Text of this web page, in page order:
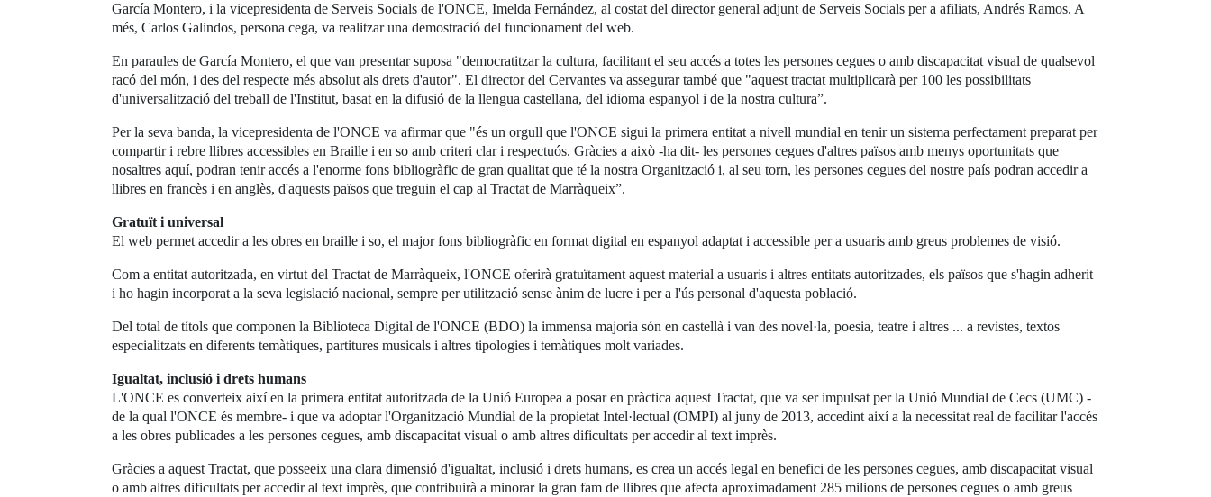
García Montero, i la vicepresidenta de Serveis Socials de l'ONCE, Imelda Fernández, al costat del director general adjunt de Serveis Socials per a afiliats, Andrés Ramos. A
més, Carlos Galindos, persona cega, va realitzar una demostració del funcionament del web.
En paraules de García Montero, el que van presentar suposa "democratitzar la cultura, facilitant el seu accés a totes les persones cegues o amb discapacitat visual de qualsevol
racó del món, i des del respecte més absolut als drets d'autor". El director del Cervantes va assegurar també que "aquest tractat multiplicarà per 100 les possibilitats
d'universalització del treball de l'Institut, basat en la difusió de la llengua castellana, del idioma espanyol i de la nostra cultura”.
Per la seva banda, la vicepresidenta de l'ONCE va afirmar que "és un orgull que l'ONCE sigui la primera entitat a nivell mundial en tenir un sistema perfectament preparat per
compartir i rebre llibres accessibles en Braille i en so amb criteri clar i respectuós. Gràcies a això -ha dit- les persones cegues d'altres països amb menys oportunitats que
nosaltres aquí, podran tenir accés a l'enorme fons bibliogràfic de gran qualitat que té la nostra Organització i, al seu torn, les persones cegues del nostre país podran accedir a
llibres en francès i en anglès, d'aquests països que treguin el cap al Tractat de Marràqueix”.
Gratuït i universal
El web permet accedir a les obres en braille i so, el major fons bibliogràfic en format digital en espanyol adaptat i accessible per a usuaris amb greus problemes de visió.
Com a entitat autoritzada, en virtut del Tractat de Marràqueix, l'ONCE oferirà gratuïtament aquest material a usuaris i altres entitats autoritzades, els països que s'hagin adherit
i ho hagin incorporat a la seva legislació nacional, sempre per utilització sense ànim de lucre i per a l'ús personal d'aquesta població.
Del total de títols que componen la Biblioteca Digital de l'ONCE (BDO) la immensa majoria són en castellà i van des novel·la, poesia, teatre i altres ... a revistes, textos
especialitzats en diferents temàtiques, partitures musicals i altres tipologies i temàtiques molt variades.
Igualtat, inclusió i drets humans
L'ONCE es converteix així en la primera entitat autoritzada de la Unió Europea a posar en pràctica aquest Tractat, que va ser impulsat per la Unió Mundial de Cecs (UMC) -
de la qual l'ONCE és membre- i que va adoptar l'Organització Mundial de la propietat Intel·lectual (OMPI) al juny de 2013, accedint així a la necessitat real de facilitar l'accés
a les obres publicades a les persones cegues, amb discapacitat visual o amb altres dificultats per accedir al text imprès.
Gràcies a aquest Tractat, que posseeix una clara dimensió d'igualtat, inclusió i drets humans, es crea un accés legal en benefici de les persones cegues, amb discapacitat visual
o amb altres dificultats per accedir al text imprès, que contribuirà a minorar la gran fam de llibres que afecta aproximadament 285 milions de persones cegues o amb greus